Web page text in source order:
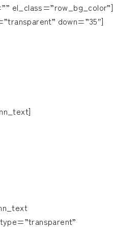
el_class=”row_bg_color”]
down=”35″]